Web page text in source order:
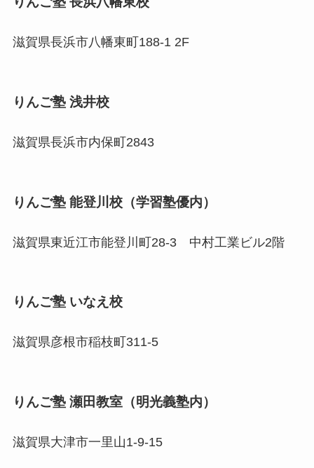
滋賀県長浜市八幡東町188-1 2F
りんご塾 浅井校
滋賀県長浜市内保町2843
りんご塾 能登川校（学習塾優内）
滋賀県東近江市能登川町28-3 中村工業ビル2階
りんご塾 いなえ校
滋賀県彦根市稲枝町311-5
りんご塾 瀬田教室（明光義塾内）
滋賀県大津市一里山1-9-15